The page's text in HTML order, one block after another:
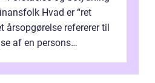
Hvad er “ret
årsopgørelse refererer til
af en persons